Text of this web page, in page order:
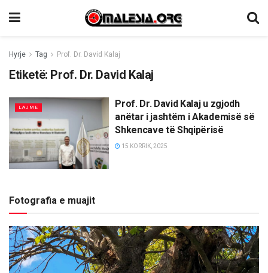
Hyrje Tag Prof. Dr. David Kalaj
Etiketë: Prof. Dr. David Kalaj
LAJME
Prof. Dr. David Kalaj u zgjodh
anëtar i jashtëm i Akademisë së
Shkencave të Shqipërisë
15 KORRIK, 2025
Fotografia e muajit